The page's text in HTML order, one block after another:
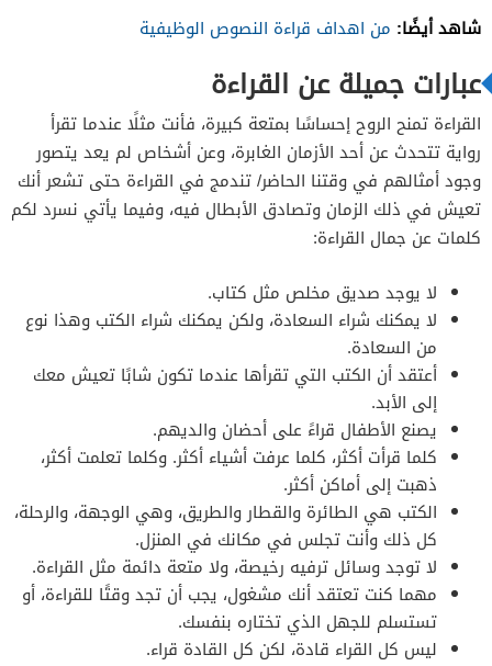
شاهد أيضًا: من اهداف قراءة النصوص الوظيفية
عبارات جميلة عن القراءة
القراءة تمنح الروح إحساسًا بمتعة كبيرة، فأنت مثلًا عندما تقرأ
رواية تتحدث عن أحد الأزمان الغابرة، وعن أشخاص لم يعد يتصور
وجود أمثالهم في وقتنا الحاضر/ تندمج في القراءة حتى تشعر أنك
تعيش في ذلك الزمان وتصادق الأبطال فيه، وفيما يأتي نسرد لكم
كلمات عن جمال القراءة:
لا يوجد صديق مخلص مثل كتاب.
لا يمكنك شراء السعادة، ولكن يمكنك شراء الكتب وهذا نوع
من السعادة.
أعتقد أن الكتب التي تقرأها عندما تكون شابًا تعيش معك
إلى الأبد.
يصنع الأطفال قراءً على أحضان والديهم.
كلما قرأت أكثر، كلما عرفت أشياء أكثر. وكلما تعلمت أكثر،
ذهبت إلى أماكن أكثر.
الكتب هي الطائرة والقطار والطريق، وهي الوجهة، والرحلة،
كل ذلك وأنت تجلس في مكانك في المنزل.
لا توجد وسائل ترفيه رخيصة، ولا متعة دائمة مثل القراءة.
مهما كنت تعتقد أنك مشغول، يجب أن تجد وقتًا للقراءة، أو
تستسلم للجهل الذي تختاره بنفسك.
ليس كل القراء قادة، لكن كل القادة قراء.